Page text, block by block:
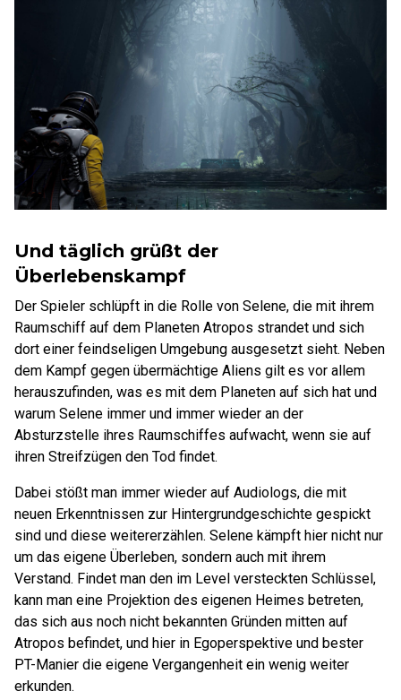
Und täglich grüßt der
Überlebenskampf
Der Spieler schlüpft in die Rolle von Selene, die mit ihrem
Raumschiff auf dem Planeten Atropos strandet und sich
dort einer feindseligen Umgebung ausgesetzt sieht. Neben
dem Kampf gegen übermächtige Aliens gilt es vor allem
herauszufinden, was es mit dem Planeten auf sich hat und
warum Selene immer und immer wieder an der
Absturzstelle ihres Raumschiffes aufwacht, wenn sie auf
ihren Streifzügen den Tod findet.
Dabei stößt man immer wieder auf Audiologs, die mit
neuen Erkenntnissen zur Hintergrundgeschichte gespickt
sind und diese weitererzählen. Selene kämpft hier nicht nur
um das eigene Überleben, sondern auch mit ihrem
Verstand. Findet man den im Level versteckten Schlüssel,
kann man eine Projektion des eigenen Heimes betreten,
das sich aus noch nicht bekannten Gründen mitten auf
Atropos befindet, und hier in Egoperspektive und bester
PT-Manier die eigene Vergangenheit ein wenig weiter
erkunden.